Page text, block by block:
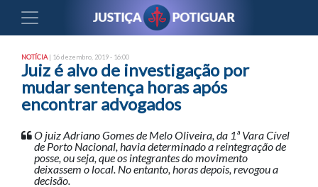
NOTÍCIA | 16 dezembro, 2019 - 16:00
Juiz é alvo de investigação por
mudar sentença horas após
encontrar advogados
O juiz Adriano Gomes de Melo Oliveira, da 1ª Vara Cível
de Porto Nacional, havia determinado a reintegração de
posse, ou seja, que os integrantes do movimento
deixassem o local. No entanto, horas depois, revogou a
decisão.